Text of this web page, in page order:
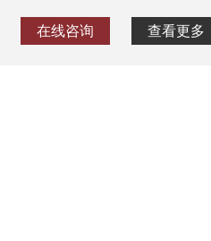
在线咨询 查看更多